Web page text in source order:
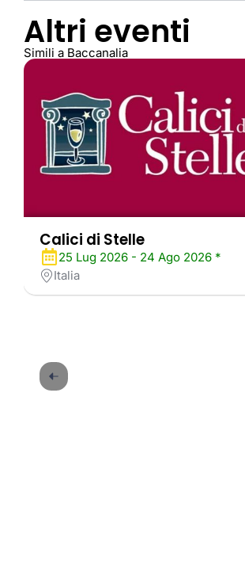
Altri eventi
Simili a Baccanalia
Calici di Stelle
25 Lug 2026 - 24 Ago 2026 *
Italia